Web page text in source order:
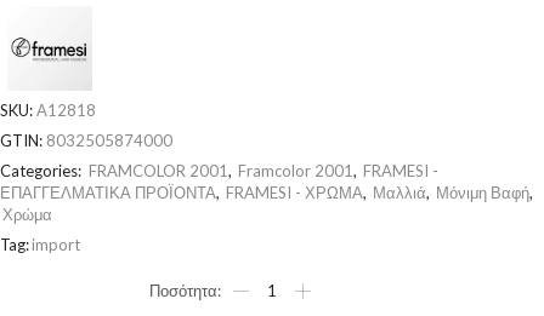
SKU:A12818
GTIN: 8032505874000
Categories: FRAMCOLOR 2001, Framcolor 2001, FRAMESI -
ΕΠΑΓΓΕΛΜΑΤΙΚΑ ΠΡΟΪΟΝΤΑ, FRAMESI - ΧΡΩΜΑ, Μαλλιά, Μόνιμη Βαφή,
Χρώμα
Tag:import